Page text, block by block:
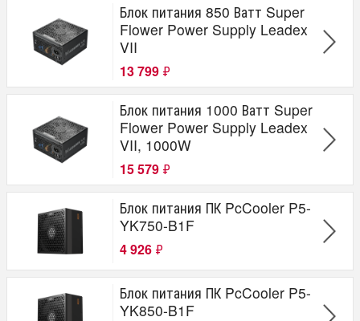
Блок питания 850 Ватт Super
Flower Power Supply Leadex
VII
13 799 ₽
Блок питания 1000 Ватт Super
Flower Power Supply Leadex
VII, 1000W
15 579 ₽
Блок питания ПК PcCooler P5-
YK750-B1F
4 926 ₽
Блок питания ПК PcCooler P5-
YK850-B1F